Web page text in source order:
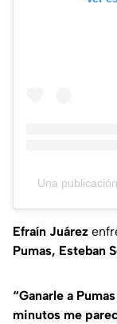
Una
Efraín Juárez
Pumas, Esteban
“Ganarle a
minutos me